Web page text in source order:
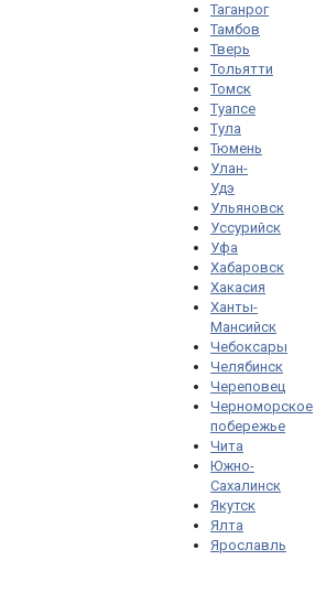
Таганрог
Тамбов
Тверь
Тольятти
Томск
Туапсе
Тула
Тюмень
Улан-
Удэ
Ульяновск
Уссурийск
Уфа
Хабаровск
Хакасия
Ханты-
Мансийск
Чебоксары
Челябинск
Череповец
Черноморское
побережье
Чита
Южно-
Сахалинск
Якутск
Ялта
Ярославль